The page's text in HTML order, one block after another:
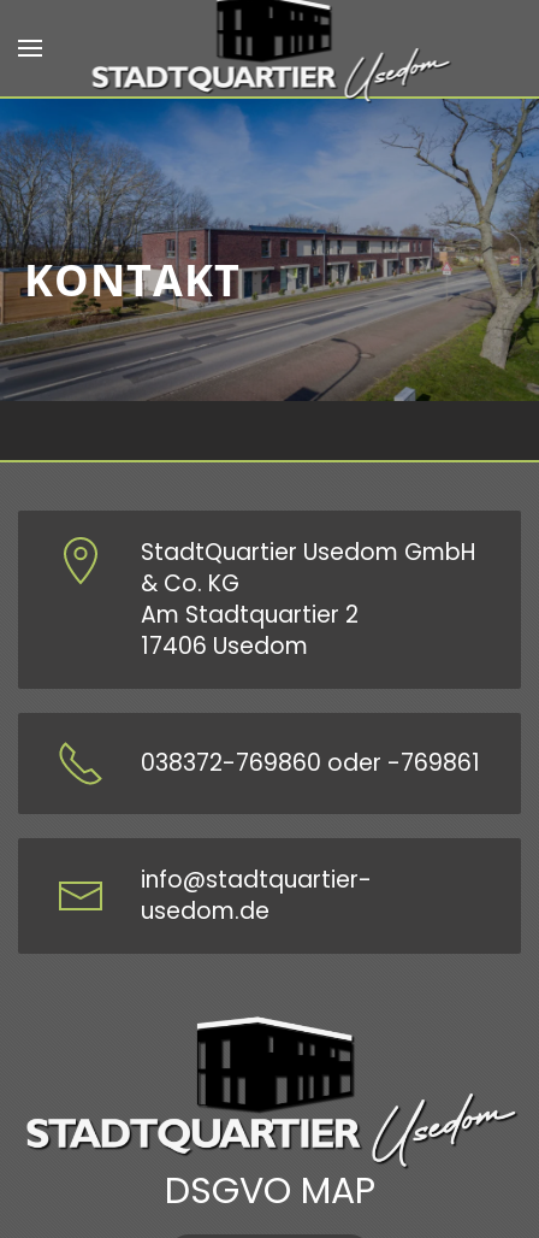
Skip to main content
KONTAKT
StadtQuartier Usedom GmbH
& Co. KG
Am Stadtquartier 2
17406 Usedom
038372-769860 oder -769861
info@stadtquartier-
usedom.de
DSGVO MAP